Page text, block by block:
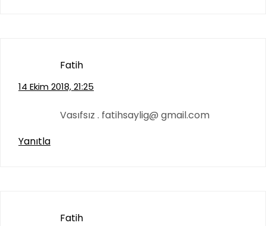
Fatih
14 Ekim 2018, 21:25
Vasıfsız . fatihsaylig@ gmail.com
Yanıtla
Fatih